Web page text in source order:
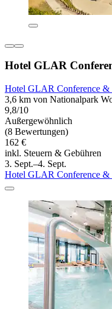
Hotel GLAR
Hotel GLAR Conference &
3,6 km von Nationalpark
9,8/10
Außergewöhnlich
(8 Bewertungen)
162 €
inkl. Steuern & Gebühren
3. Sept.–4. Sept.
Hotel GLAR Conference &